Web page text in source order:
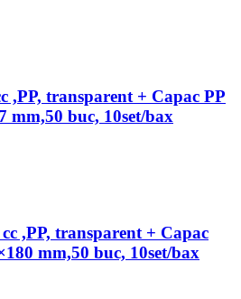
,PP, transparent + Capac PP
mm,50 buc, 10set/bax
,PP, transparent + Capac
mm,50 buc, 10set/bax